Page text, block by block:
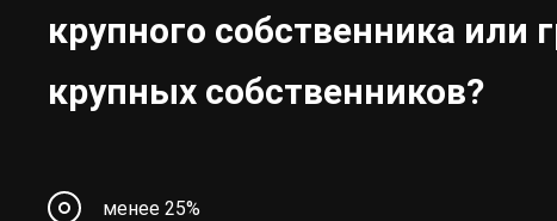
крупного собственника или
крупных собственников?
менее 25%